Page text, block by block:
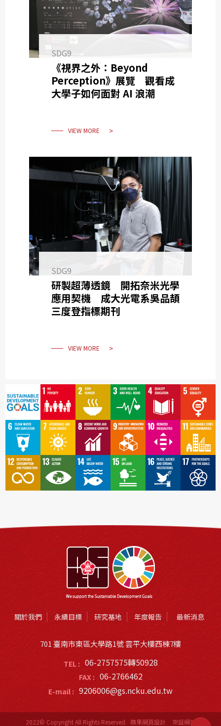
SDG9
《視界之外：Beyond
Perception》展覽 觀看成
大學子如何面對 AI 浪潮
VIEW MORE
SDG9
研製超薄透鏡 開拓奈米光學
應用契機 成大光電系吳品頡
三度登指標期刊
VIEW MORE
關於我們 永續目標 研究基地 年度報告 最新消息
701 臺南市東區大學路1號 雲平大樓西棟7樓
TEL : 06-2757575轉50928
FAX : 06-2766462
E-mail : 9206006@gs.ncku.edu.tw
2022© Copyright All Rights Reserved 蘋果網頁設計 架設網站